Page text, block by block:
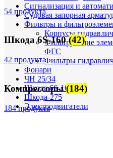
Сигнализация и
Судовая запорная
Фильтры и
Корпусы
Фильтрующие
ФГС
Фильтры
Фонари
ЧН 25/34
Шкода 6S-160
Шкода-275
Электродвигатели
54 продукта
Шкода 6S-160(42)
42 продукта
Компрессоры(184)
184 продукта